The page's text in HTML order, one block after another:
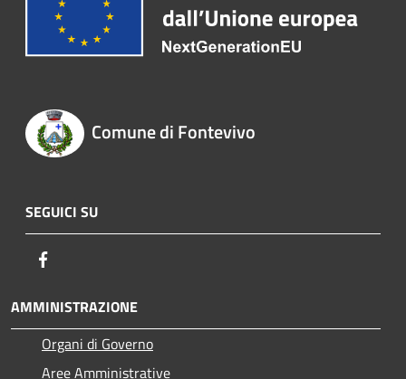
Comune di Fontevivo
SEGUICI SU
AMMINISTRAZIONE
Organi di Governo
Aree Amministrative